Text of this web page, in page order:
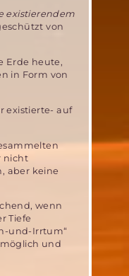
existierendem
von
Erde heute,
in Form von
existierte- auf
nicht
aber keine
wenn
Tiefe
und-Irrtum“
und